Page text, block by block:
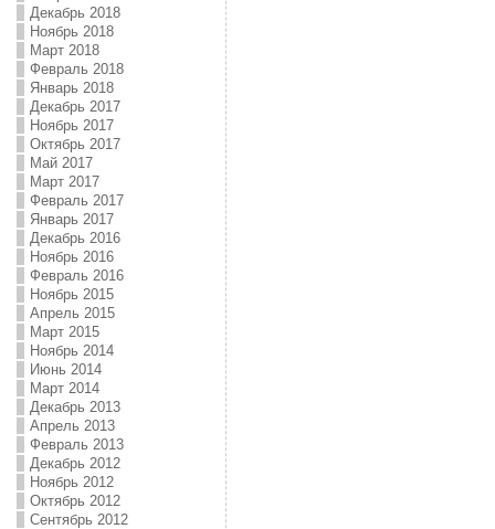
Декабрь 2018
Ноябрь 2018
Март 2018
Февраль 2018
Январь 2018
Декабрь 2017
Ноябрь 2017
Октябрь 2017
Май 2017
Март 2017
Февраль 2017
Январь 2017
Декабрь 2016
Ноябрь 2016
Февраль 2016
Ноябрь 2015
Апрель 2015
Март 2015
Ноябрь 2014
Июнь 2014
Март 2014
Декабрь 2013
Апрель 2013
Февраль 2013
Декабрь 2012
Ноябрь 2012
Октябрь 2012
Сентябрь 2012